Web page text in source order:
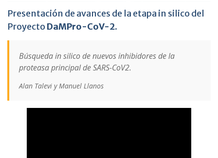
Presentación de avances de la etapa in silico del
Proyecto DaMPro-CoV-2.
Búsqueda in silico de nuevos inhibidores de la
proteasa principal de SARS-CoV2.
Alan Talevi y Manuel Llanos